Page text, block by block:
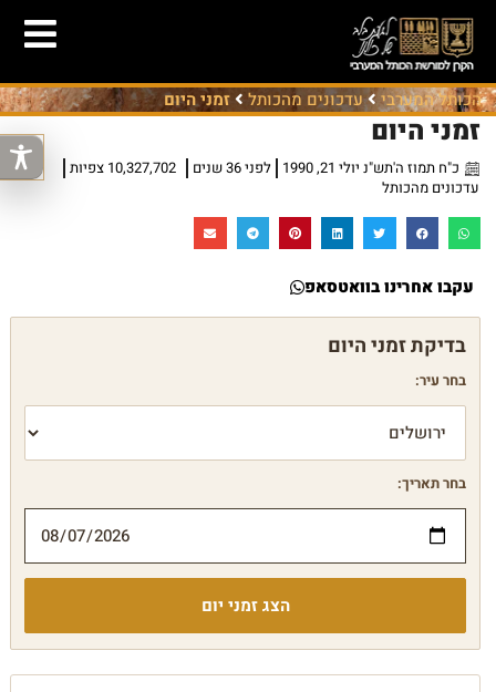
הכותל המערבי עדכונים מהכותל זמני היום
זמני היום
כ"ח תמוז ה'תש"נ יולי 21, 1990 לפני 36 שנים
10,327,702 צפיות
עדכונים מהכותל
עקבו אחרינו בוואטסאפ
בחר עיר:
בחר תאריך:
הצג זמני יום